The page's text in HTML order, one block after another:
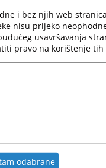
i bez njih web
nisu prijeko
usavršavanja
pravo na korištenje
odabrane